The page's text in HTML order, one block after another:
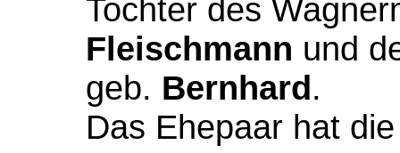
Tochter des
Fleischmann und
geb. Bernhard.
Das Ehepaar hat